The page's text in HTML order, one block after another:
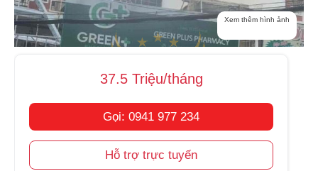
Xem thêm hình ảnh
37.5 Triệu/tháng
Gọi: 0941 977 234
Hỗ trợ trực tuyến